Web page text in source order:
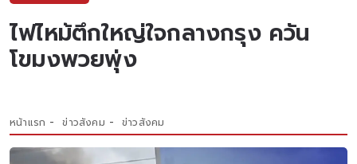
ไฟไหม้ตึกใหญ่ใจกลางกรุง ควัน
โขมงพวยพุ่ง
หน้าแรก ข่าวสังคม ข่าวสังคม